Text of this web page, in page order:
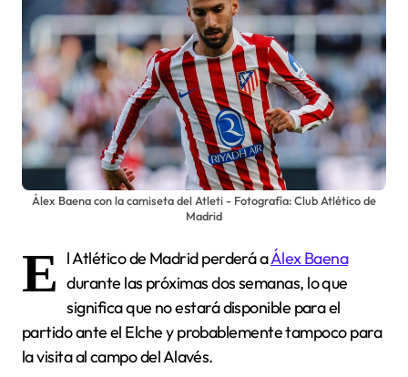
Álex Baena con la camiseta del Atleti - Fotografía: Club Atlético de
Madrid
E l Atlético de Madrid perderá aÁlex Baena
durante las próximas dos semanas, lo que
significa que no estará disponible para el
partido ante el Elche y probablemente tampoco para
la visita al campo del Alavés.